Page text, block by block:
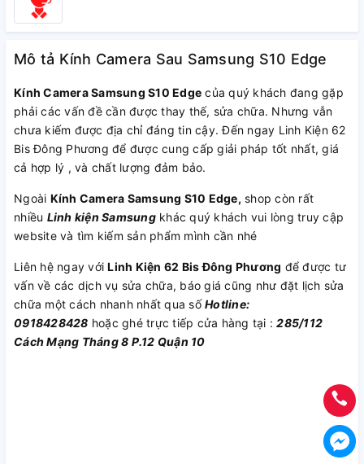
Mô tả Kính Camera Sau Samsung S10 Edge
Kính Camera Samsung S10 Edge của quý khách đang gặp
phải các vấn đề cần được thay thế, sửa chữa. Nhưng vẫn
chưa kiếm được địa chỉ đáng tin cậy. Đến ngay Linh Kiện 62
Bis Đông Phương để được cung cấp giải pháp tốt nhất, giá
cả hợp lý , và chất lượng đảm bảo.
Ngoài Kính Camera Samsung S10 Edge, shop còn rất
nhiều Linh kiện Samsungkhác quý khách vui lòng truy cập
website và tìm kiếm sản phẩm mình cần nhé
Liên hệ ngay vớiLinh Kiện 62 Bis Đông Phương để được tư
vấn về các dịch vụ sửa chữa, báo giá cũng như đặt lịch sửa
chữa một cách nhanh nhất qua sốHotline:
0918428428 hoặc ghé trực tiếp cửa hàng tại :285/112
Cách Mạng Tháng 8 P.12 Quận 10